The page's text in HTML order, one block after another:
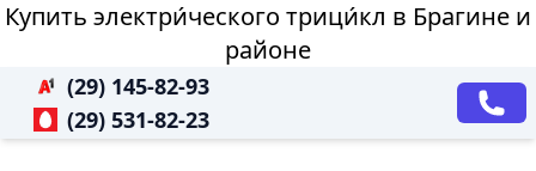
Купить электри́ческого трици́кл в Брагине и
районе
(29) 145-82-93
(29) 531-82-23